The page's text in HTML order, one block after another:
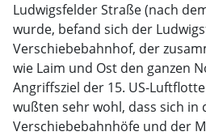
Ludwigsfelder Straße (nach
wurde, befand sich der
Verschiebebahnhof, der
wie Laim und Ost den ganzen
Angriffsziel der 15. US-
wußten sehr wohl, dass sich in
Verschiebebahnhöfe und der